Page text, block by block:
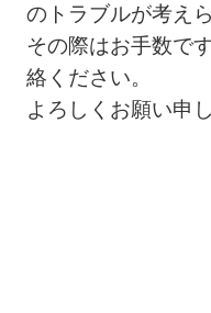
のトラブルが考え
その際はお手数で
絡ください。
よろしくお願い申